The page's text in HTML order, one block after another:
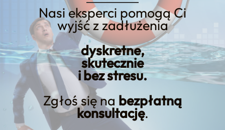
Nasi eksperci pomogą Ci
wyjść z zadłużenia
dyskretne,
skutecznie
i bez stresu.
Zgłoś się na bezpłatną
konsultację.
pko sa kredyt hipoteczny
umowa zlecenie